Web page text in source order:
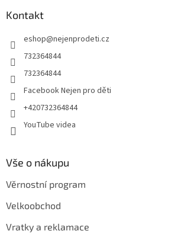
Kontakt
eshop@nejenprodeti.cz
732364844
732364844
Facebook Nejen pro děti
+420732364844
YouTube videa
Vše o nákupu
Věrnostní program
Velkoobchod
Vratky a reklamace